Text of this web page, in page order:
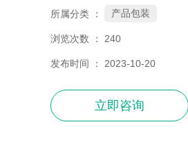
所属分类 ： 产品包装
浏览次数 ： 240
发布时间 ： 2023-10-20
立即咨询